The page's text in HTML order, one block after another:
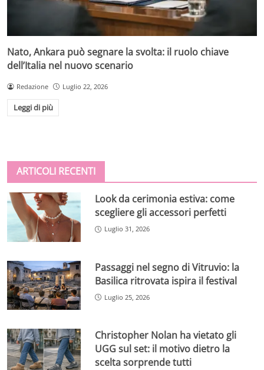
Nato, Ankara può segnare la svolta: il ruolo chiave
dell’Italia nel nuovo scenario
Redazione Luglio 22, 2026
Leggi di più
ARTICOLI RECENTI
Look da cerimonia estiva: come
scegliere gli accessori perfetti
Luglio 31, 2026
Passaggi nel segno di Vitruvio: la
Basilica ritrovata ispira il festival
Luglio 25, 2026
Christopher Nolan ha vietato gli
UGG sul set: il motivo dietro la
scelta sorprende tutti